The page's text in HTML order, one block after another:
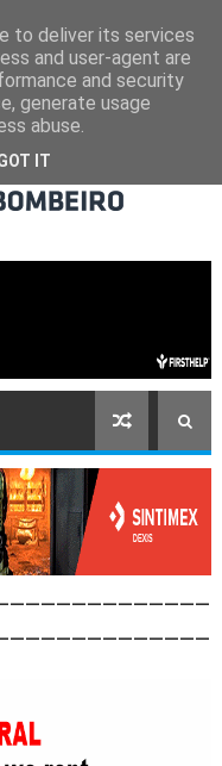
to deliver its services
and user-agent are
and security
generate usage
abuse.
IT